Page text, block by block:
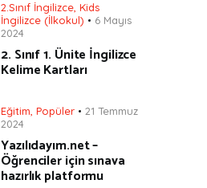
2.Sınıf İngilizce Kids
İngilizce (İlkokul)
6 Mayıs
2024
2. Sınıf 1. Ünite İngilizce
Kelime Kartları
Eğitim Popüler
21 Temmuz
2024
Yazılıdayım.net –
Öğrenciler için sınava
hazırlık platformu